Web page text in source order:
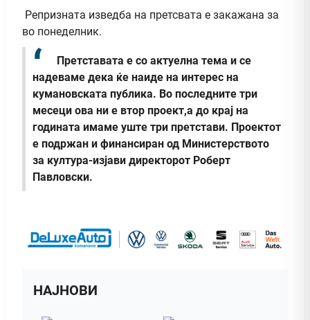
Репризната изведба на претсвата е закажана за
во понеделник.
Претставата е со актуелна тема и се
надеваме дека ќе наиде на интерес на
кумановската публика. Во последните три
месеци ова ни е втор проект,а до крај на
годината имаме уште три претстави. Проектот
е подржан и финансиран од Министерството
за култура-изјави директорот Роберт
Павловски.
НАЈНОВИ